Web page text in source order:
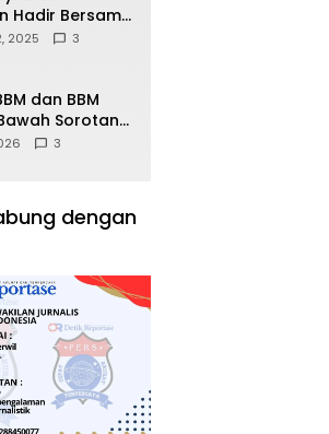
Hadir Bersama
Hangat
2025 3
dan BBM
Sorotan
Kepentingan
3
dengan